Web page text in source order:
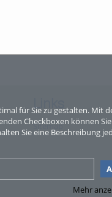
für Sie zu gestalten.
Checkboxen können
Sie eine Beschreibung
Mehr
Links
Sitemap